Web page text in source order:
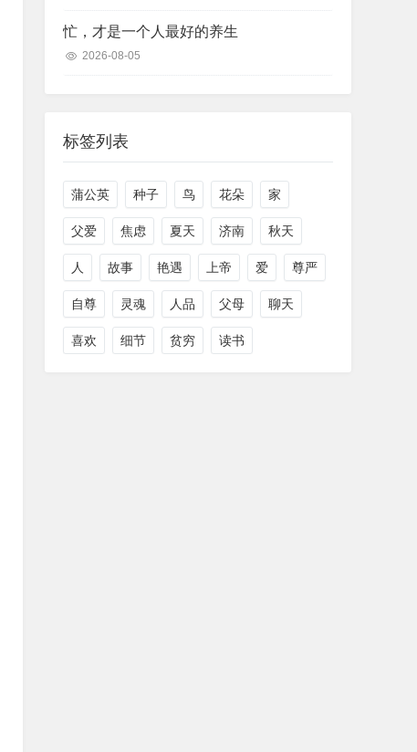
忙，才是一个人最好的养生
2026-08-05
标签列表
蒲公英 种子 鸟 花朵 家
父爱 焦虑 夏天 济南 秋天
人 故事 艳遇 上帝 爱 尊严
自尊 灵魂 人品 父母 聊天
喜欢 细节 贫穷 读书